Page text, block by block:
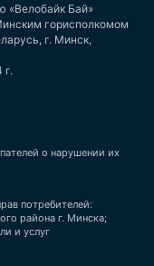
«Велобайк Бай»
горисполкомом
г. Минск,
г.
о нарушении их
потребителей:
района г. Минска;
и услуг